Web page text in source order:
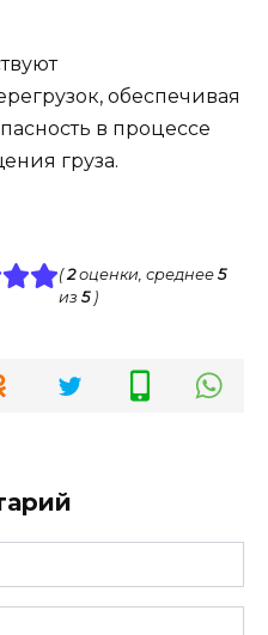
обеспечивая
в процессе
груза.
(2оценки, среднее 5
из 5)